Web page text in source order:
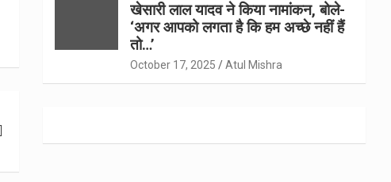
खेसारी लाल यादव ने किया नामांकन, बोले-
‘अगर आपको लगता है कि हम अच्छे नहीं हैं
तो…’
October 17, 2025 Atul Mishra